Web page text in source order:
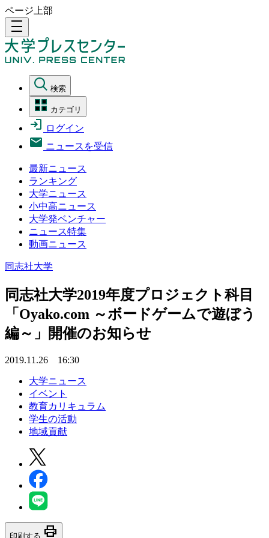
ページ上部
density_medium
検索
カテゴリ
ログイン
ニュースを受信
最新ニュース
ランキング
大学ニュース
小中高ニュース
大学発ベンチャー
ニュース特集
動画ニュース
同志社大学
同志社大学2019年度プロジェクト科目
「Oyako.com ～ボードゲームで遊ぼう
編～」開催のお知らせ
2019.11.26 16:30
大学ニュース
イベント
教育カリキュラム
学生の活動
地域貢献
印刷する print